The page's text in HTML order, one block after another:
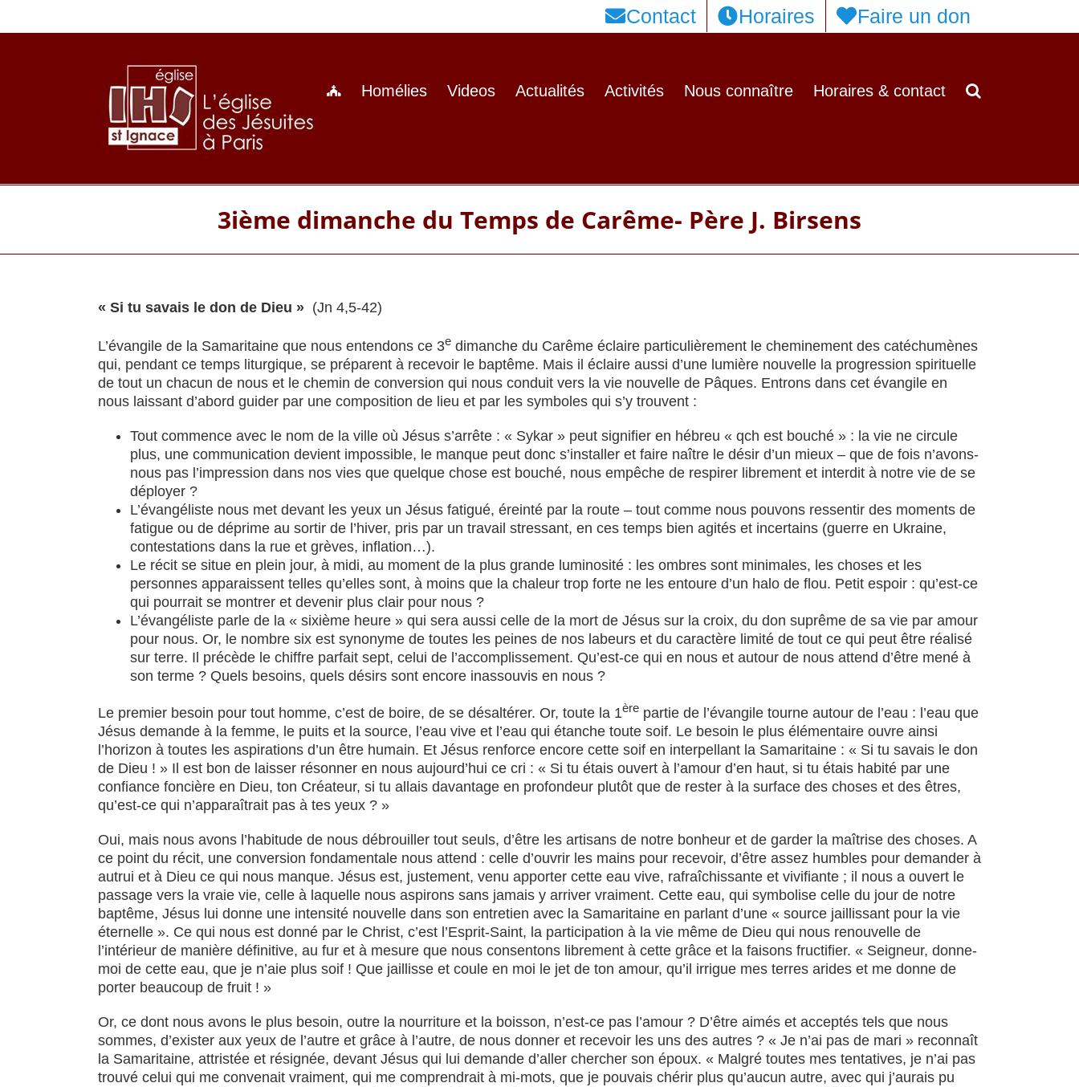
Contact Horaires Faire un don
Homélies Videos Actualités Activités Nous connaître Horaires & contact
3ième dimanche du Temps de Carême- Père J. Birsens
« Si tu savais le don de Dieu » (Jn 4,5-42)
L’évangile de la Samaritaine que nous entendons ce 3edimanche du Carême éclaire particulièrement le cheminement des catéchumènes
qui, pendant ce temps liturgique, se préparent à recevoir le baptême. Mais il éclaire aussi d’une lumière nouvelle la progression spirituelle
de tout un chacun de nous et le chemin de conversion qui nous conduit vers la vie nouvelle de Pâques. Entrons dans cet évangile en
nous laissant d’abord guider par une composition de lieu et par les symboles qui s’y trouvent :
Tout commence avec le nom de la ville où Jésus s’arrête : « Sykar » peut signifier en hébreu « qch est bouché » : la vie ne circule
plus, une communication devient impossible, le manque peut donc s’installer et faire naître le désir d’un mieux – que de fois n’avons-
nous pas l’impression dans nos vies que quelque chose est bouché, nous empêche de respirer librement et interdit à notre vie de se
déployer ?
L’évangéliste nous met devant les yeux un Jésus fatigué, éreinté par la route – tout comme nous pouvons ressentir des moments de
fatigue ou de déprime au sortir de l’hiver, pris par un travail stressant, en ces temps bien agités et incertains (guerre en Ukraine,
contestations dans la rue et grèves, inflation…).
Le récit se situe en plein jour, à midi, au moment de la plus grande luminosité : les ombres sont minimales, les choses et les
personnes apparaissent telles qu’elles sont, à moins que la chaleur trop forte ne les entoure d’un halo de flou. Petit espoir : qu’est-ce
qui pourrait se montrer et devenir plus clair pour nous ?
L’évangéliste parle de la « sixième heure » qui sera aussi celle de la mort de Jésus sur la croix, du don suprême de sa vie par amour
pour nous. Or, le nombre six est synonyme de toutes les peines de nos labeurs et du caractère limité de tout ce qui peut être réalisé
sur terre. Il précède le chiffre parfait sept, celui de l’accomplissement. Qu’est-ce qui en nous et autour de nous attend d’être mené à
son terme ? Quels besoins, quels désirs sont encore inassouvis en nous ?
Le premier besoin pour tout homme, c’est de boire, de se désaltérer. Or, toute la 1èrepartie de l’évangile tourne autour de l’eau : l’eau que
Jésus demande à la femme, le puits et la source, l’eau vive et l’eau qui étanche toute soif. Le besoin le plus élémentaire ouvre ainsi
l’horizon à toutes les aspirations d’un être humain. Et Jésus renforce encore cette soif en interpellant la Samaritaine : « Si tu savais le don
de Dieu ! » Il est bon de laisser résonner en nous aujourd’hui ce cri : « Si tu étais ouvert à l’amour d’en haut, si tu étais habité par une
confiance foncière en Dieu, ton Créateur, si tu allais davantage en profondeur plutôt que de rester à la surface des choses et des êtres,
qu’est-ce qui n’apparaîtrait pas à tes yeux ? »
Oui, mais nous avons l’habitude de nous débrouiller tout seuls, d’être les artisans de notre bonheur et de garder la maîtrise des choses. A
ce point du récit, une conversion fondamentale nous attend : celle d’ouvrir les mains pour recevoir, d’être assez humbles pour demander à
autrui et à Dieu ce qui nous manque. Jésus est, justement, venu apporter cette eau vive, rafraîchissante et vivifiante ; il nous a ouvert le
passage vers la vraie vie, celle à laquelle nous aspirons sans jamais y arriver vraiment. Cette eau, qui symbolise celle du jour de notre
baptême, Jésus lui donne une intensité nouvelle dans son entretien avec la Samaritaine en parlant d’une « source jaillissant pour la vie
éternelle ». Ce qui nous est donné par le Christ, c’est l’Esprit-Saint, la participation à la vie même de Dieu qui nous renouvelle de
l’intérieur de manière définitive, au fur et à mesure que nous consentons librement à cette grâce et la faisons fructifier. « Seigneur, donne-
moi de cette eau, que je n’aie plus soif ! Que jaillisse et coule en moi le jet de ton amour, qu’il irrigue mes terres arides et me donne de
porter beaucoup de fruit ! »
Or, ce dont nous avons le plus besoin, outre la nourriture et la boisson, n’est-ce pas l’amour ? D’être aimés et acceptés tels que nous
sommes, d’exister aux yeux de l’autre et grâce à l’autre, de nous donner et recevoir les uns des autres ? « Je n’ai pas de mari » reconnaît
la Samaritaine, attristée et résignée, devant Jésus qui lui demande d’aller chercher son époux. « Malgré toutes mes tentatives, je n’ai pas
trouvé celui qui me convenait vraiment, qui me comprendrait à mi-mots, que je pouvais chérir plus qu’aucun autre, avec qui j’aurais pu